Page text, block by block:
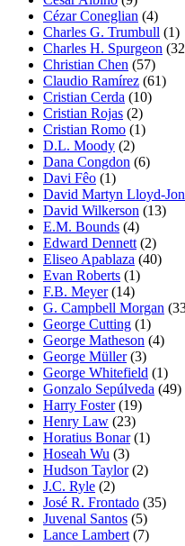
Cézar Coneglian (4)
Charles G. Trumbull (1)
Charles H. Spurgeon
Christian Chen (57)
Claudio Ramírez (61)
Cristian Cerda (10)
Cristian Rojas (2)
Cristian Romo (1)
D.L. Moody (2)
Dana Congdon (6)
Davi Fêo (1)
David Martyn Lloyd-
David Wilkerson (13)
E.M. Bounds (4)
Edward Dennett(2)
Eliseo Apablaza (40)
Evan Roberts (1)
F.B. Meyer(14)
G. Campbell Morgan
George Cutting (1)
George Matheson (4)
George Müller(3)
George Whitefield (1)
Gonzalo Sepúlveda (49)
Harry Foster(19)
Henry Law (23)
Horatius Bonar(1)
Hoseah Wu (3)
Hudson Taylor(2)
J.C. Ryle (2)
José R. Frontado (35)
Juvenal Santos (5)
Lance Lambert(7)